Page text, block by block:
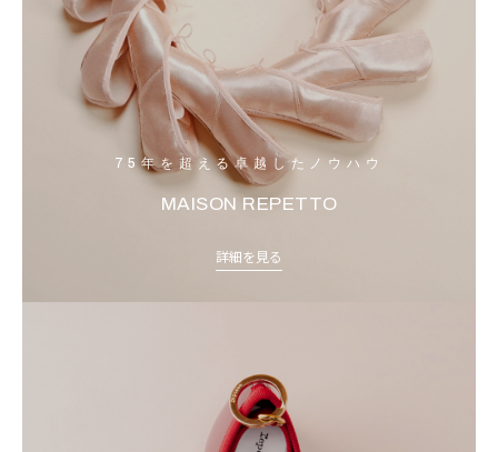
75年を超える卓越したノウハウ
MAISON REPETTO
詳細を見る